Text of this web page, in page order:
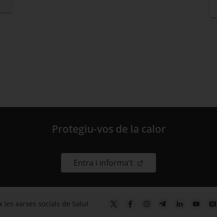
Protegiu-vos de la calor
Entra i informa't . Obre en una nova
les xarxes socials de Salut